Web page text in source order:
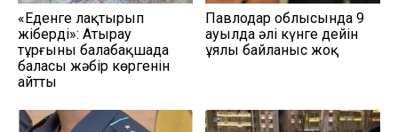
«Еденге лақтырып
жіберді»: Атырау
тұрғыны балабақшада
баласы жәбір көргенін
айтты
Павлодар облысында 9
ауылда әлі күнге дейін
ұялы байланыс жоқ